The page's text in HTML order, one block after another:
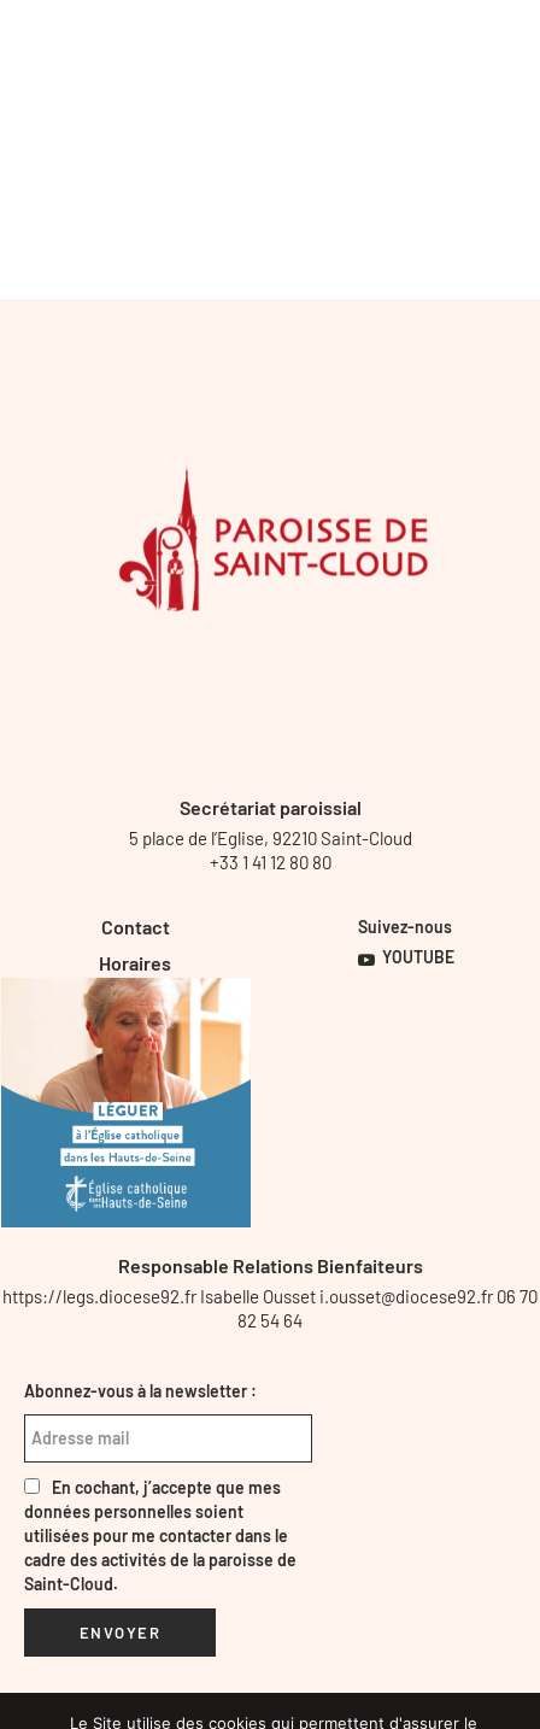
Secrétariat paroissial
5 place de l’Eglise, 92210 Saint-Cloud
+33 1 41 12 80 80
Contact
Horaires
Suivez-nous
YOUTUBE
Responsable Relations Bienfaiteurs
https://legs.diocese92.fr Isabelle Ousset i.ousset@diocese92.fr 06 70
82 54 64
Abonnez-vous à la newsletter :
En cochant, j’accepte que mes
données personnelles soient
utilisées pour me contacter dans le
cadre des activités de la paroisse de
Saint-Cloud.
ENVOYER
Le Site utilise des cookies qui permettent d'assurer le